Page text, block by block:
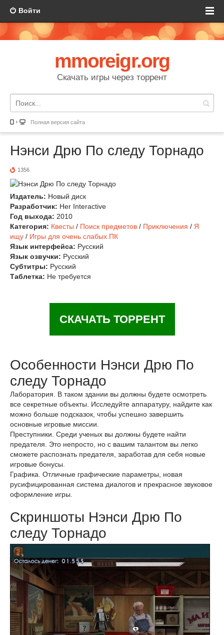
Войти
mmoreigr.org
Скачать игры через торрент
Полная версия сайта
Нэнси Дрю По следу Торнадо
1356
Издатель: Новый диск
Разработчик: Her Interactive
Год выхода: 2010
Категория: Квесты / Поиск предметов / Приключения / Я
ищу / Игры для очень слабых ПК
Язык интерфейса: Русский
Язык озвучки: Русский
Субтитры: Русский
Таблетка: Не требуется
СКАЧАТЬ ТОРРЕНТ
Особенности Нэнси Дрю По
следу Торнадо
Лаборатория. В таком здании вы должны будете осмотреть
все секретные объекты. Исследуйте аппаратуру, найдите как
можно больше подсказок, чтобы успешно завершить
основные игровые миссии.
Преступники. Среди ученых вы должны будете найти
предателя. Это непросто, но с вашим талантом вы легко
сможете распознать предателя, заработав для себя новые
игровые бонусы.
Графика. Отличные графические параметры, новая
русифицированная система диалогов и прекрасное звуковое
оформление игры.
Скриншоты Нэнси Дрю По
следу Торнадо